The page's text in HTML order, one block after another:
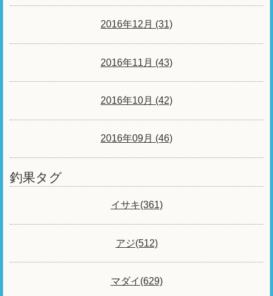
2016年12月 (31)
2016年11月 (43)
2016年10月 (42)
2016年09月 (46)
釣果タグ
イサキ(361)
アジ(512)
マダイ(629)